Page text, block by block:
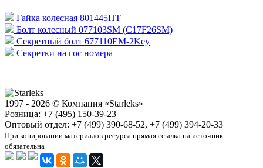
Гайка колесная 801445HT
Болт колесный 077103SM (C17F26SM)
Секретный болт 677110EM-2Key
Секретки на гос номера
1997 - 2026 © Компания «Starleks»
Розница: +7 (495) 150-39-23
Оптовый отдел: +7 (499) 390-68-52, +7 (499) 394-20-33
При копировании материалов ресурса прямая ссылка на источник
обязательна